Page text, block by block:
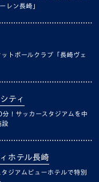
レン長崎」
トボールクラブ「長崎ヴェ
ティ
！サッカースタジアムを中
設
ホテル長崎
ジアムビューホテルで特別